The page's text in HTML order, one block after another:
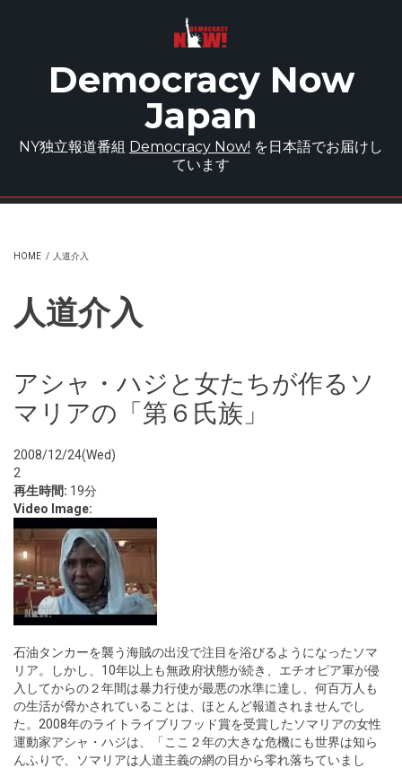
Democracy Now
Japan
NY独立報道番組 Democracy Now! を日本語でお届けし
ています
HOME / 人道介入
人道介入
アシャ・ハジと女たちが作るソ
マリアの「第６氏族」
2008/12/24(Wed)
2
再生時間: 19分
Video Image:
石油タンカーを襲う海賊の出没で注目を浴びるようになったソマ
リア。しかし、10年以上も無政府状態が続き、エチオピア軍が侵
入してからの２年間は暴力行使が最悪の水準に達し、何百万人も
の生活が脅かされていることは、ほとんど報道されませんでし
た。2008年のライトライブリフッド賞を受賞したソマリアの女性
運動家アシャ・ハジは、「ここ２年の大きな危機にも世界は知ら
んふりで、ソマリアは人道主義の網の目から零れ落ちていまし